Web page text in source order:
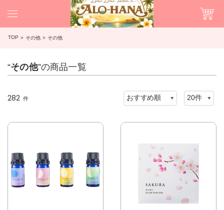
TOP その他 その他
“その他”の商品一覧
282 件